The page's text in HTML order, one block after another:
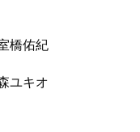
橋佑紀
ユキオ